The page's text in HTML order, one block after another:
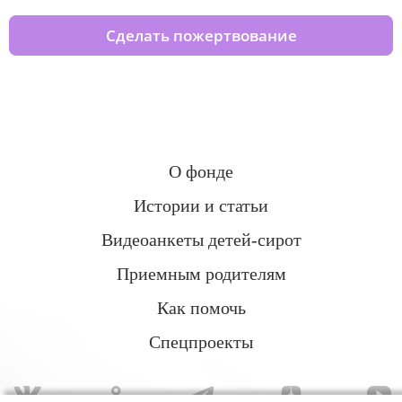
Сделать пожертвование
О фонде
Истории и статьи
Видеоанкеты детей-сирот
Приемным родителям
Как помочь
Спецпроекты